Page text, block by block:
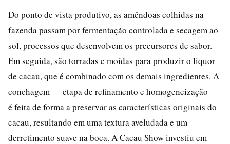
Do ponto de vista produtivo, as amêndoas colhidas na
fazenda passam por fermentação controlada e secagem ao
sol, processos que desenvolvem os precursores de sabor.
Em seguida, são torradas e moídas para produzir o liquor
de cacau, que é combinado com os demais ingredientes. A
conchagem — etapa de refinamento e homogeneização —
é feita de forma a preservar as características originais do
cacau, resultando em uma textura aveludada e um
derretimento suave na boca. A Cacau Show investiu em